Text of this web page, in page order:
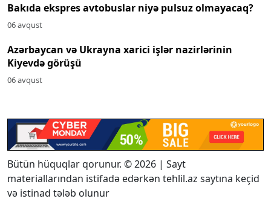
Bakıda ekspres avtobuslar niyə pulsuz olmayacaq?
06 avqust
Azərbaycan və Ukrayna xarici işlər nazirlərinin
Kiyevdə görüşü
06 avqust
Bütün hüquqlar qorunur. © 2026 | Sayt
materiallarından istifadə edərkən tehlil.az saytına keçid
və istinad tələb olunur